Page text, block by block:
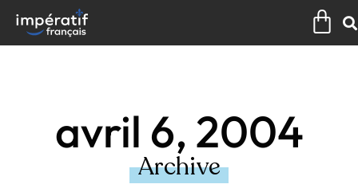
contenu
avril 6, 2004
Archive